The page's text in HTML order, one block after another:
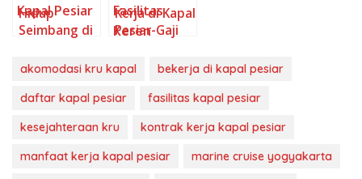
Hidup
Seimbang di
Fasilitas Gym
Karyawan
Kerja di Kapal
Pesiar-Gaji
Fasilitas
Kepoin!
akomodasi kru kapal
bekerja di kapal pesiar
daftar kapal pesiar
fasilitas kapal pesiar
kesejahteraan kru
kontrak kerja kapal pesiar
manfaat kerja kapal pesiar
marine cruise yogyakarta